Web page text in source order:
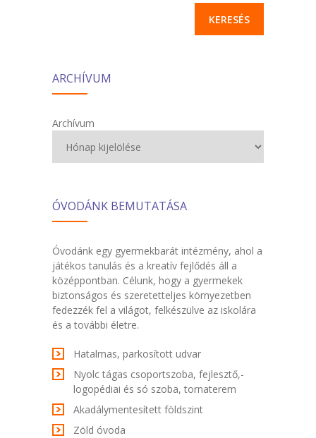
ARCHÍVUM
Archívum
ÓVODÁNK BEMUTATÁSA
Óvodánk egy gyermekbarát intézmény, ahol a
játékos tanulás és a kreatív fejlődés áll a
középpontban. Célunk, hogy a gyermekek
biztonságos és szeretetteljes környezetben
fedezzék fel a világot, felkészülve az iskolára
és a további életre.
Hatalmas, parkosított udvar
Nyolc tágas csoportszoba, fejlesztő,-
logopédiai és só szoba, tornaterem
Akadálymentesített földszint
Zöld óvoda